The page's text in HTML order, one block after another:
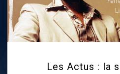
Les Actus : la